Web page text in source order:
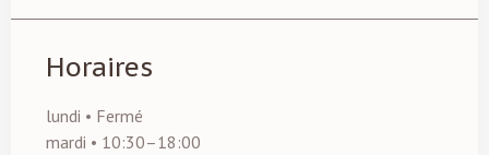
Horaires
lundi • Fermé
mardi • 10:30–18:00